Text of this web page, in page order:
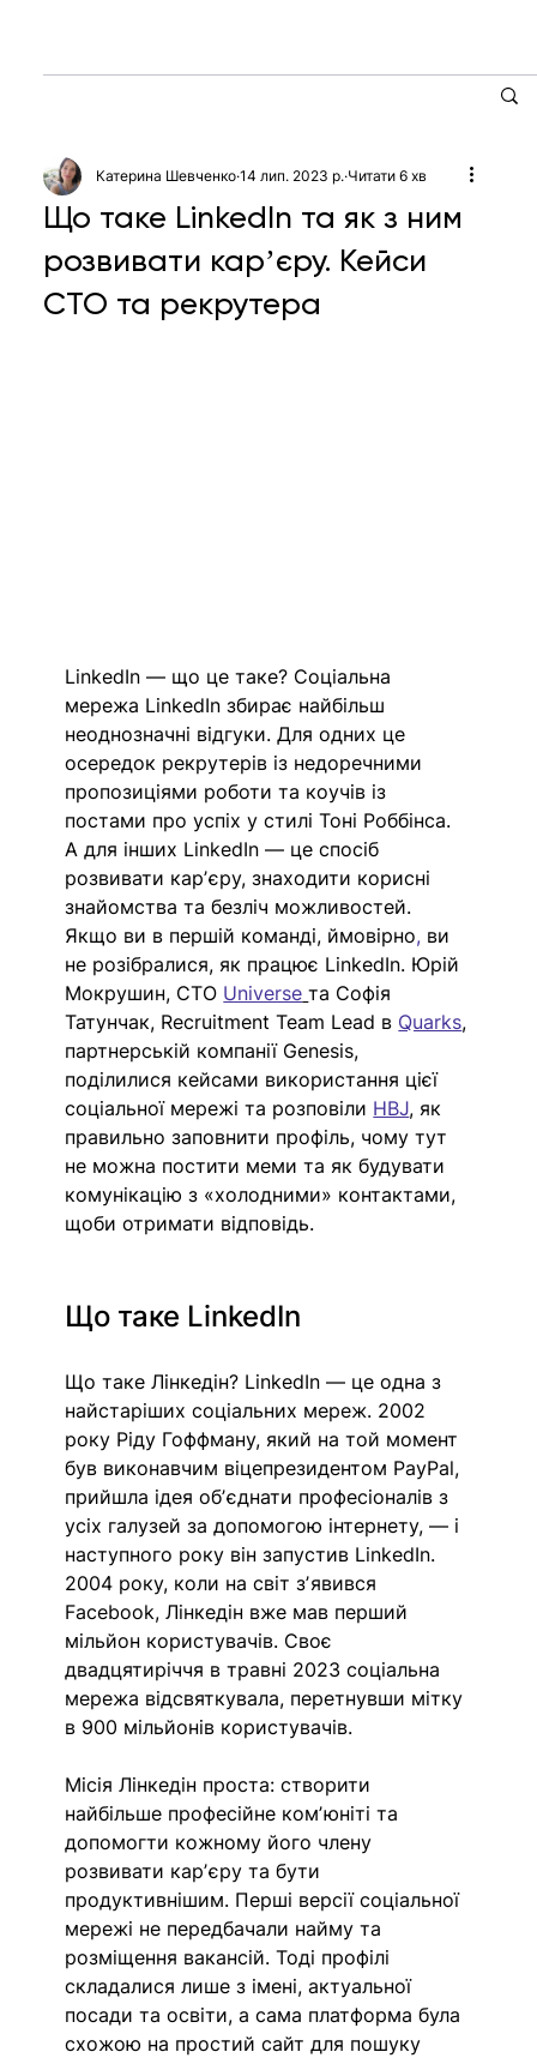
Що таке LinkedIn та як з ним
розвивати карʼєру. Кейси
CTO та рекрутера
Катерина Шевченко 14 лип. 2023 р. Читати 6 хв
LinkedIn — що це таке? Соціальна
мережа LinkedIn збирає найбільш
неоднозначні відгуки. Для одних це
осередок рекрутерів із недоречними
пропозиціями роботи та коучів із
постами про успіх у стилі Тоні Роббінса.
А для інших LinkedIn — це спосіб
розвивати карʼєру, знаходити корисні
знайомства та безліч можливостей.
Якщо ви в першій команді, ймовірно, ви
не розібралися, як працює LinkedIn. Юрій
Мокрушин, СТО Universe та Софія
Татунчак, Recruitment Team Lead в Quarks,
партнерській компанії Genesis,
поділилися кейсами використання цієї
соціальної мережі та розповіли HBJ, як
правильно заповнити профіль, чому тут
не можна постити меми та як будувати
комунікацію з «холодними» контактами,
щоби отримати відповідь.
Що таке LinkedIn
Що таке Лінкедін? LinkedIn — це одна з
найстаріших соціальних мереж. 2002
року Ріду Гоффману, який на той момент
був виконавчим віцепрезидентом PayPal,
прийшла ідея обʼєднати професіоналів з
усіх галузей за допомогою інтернету, — і
наступного року він запустив LinkedIn.
2004 року, коли на світ зʼявився
Facebook, Лінкедін вже мав перший
мільйон користувачів. Своє
двадцятиріччя в травні 2023 соціальна
мережа відсвяткувала, перетнувши мітку
в 900 мільйонів користувачів.
Місія Лінкедін проста: створити
найбільше професійне комʼюніті та
допомогти кожному його члену
розвивати карʼєру та бути
продуктивнішим. Перші версії соціальної
мережі не передбачали найму та
розміщення вакансій. Тоді профілі
складалися лише з імені, актуальної
посади та освіти, а сама платформа була
схожою на простий сайт для пошуку